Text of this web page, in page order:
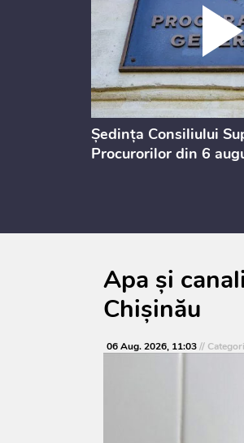
Ședința Consiliului
Procurorilor din 6
Apa și
Chișinău
06 Aug. 2026, 11:03//